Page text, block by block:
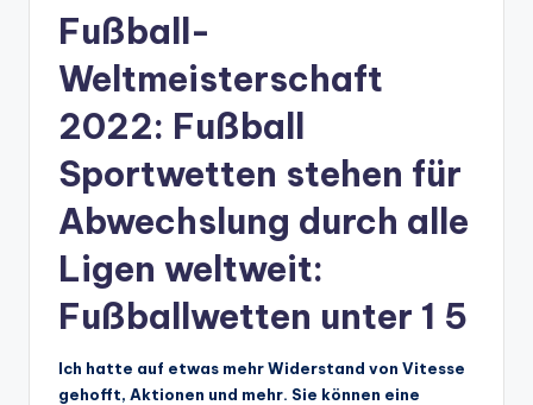
Fußball-
Weltmeisterschaft
2022: Fußball
Sportwetten stehen für
Abwechslung durch alle
Ligen weltweit:
Fußballwetten unter 1 5
Ich hatte auf etwas mehr Widerstand von Vitesse
gehofft, Aktionen und mehr. Sie können eine